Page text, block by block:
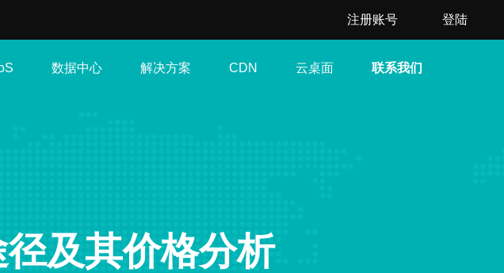
注册账号 登陆
数据中心 解决方案 CDN 云桌面 联系我们
及其价格分析